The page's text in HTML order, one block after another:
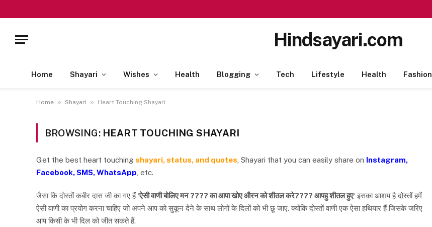
Hindsayari.com
Home Shayari Wishes Health Blogging Tech Lifestyle Health Fashion
Home » Shayari » Heart Touching Shayari
BROWSING: HEART TOUCHING SHAYARI
Get the best heart touching shayari, status, and quotes , Shayari that you can easily share on Instagram,
Facebook, SMS, WhatsApp , etc.
जैसा कि दोस्तों कबीर दास जी का गए हैं ‘ऐसी वाणी बोलिए मन ???? का आपा खोए औरन को शीतल करे???? आपहु शीतल हुए‘ इसका आशय है दोस्तों हमें
ऐसी वाणी का प्रयोग करना चाहिए जो अपने आप को सुकून देने के साथ लोगों के दिलों को भी छू जाए. क्योंकि दोस्तों वाणी एक ऐसा हथियार हैं जिसके जरिए
आप किसी के भी दिल को जीत सकते हैं.